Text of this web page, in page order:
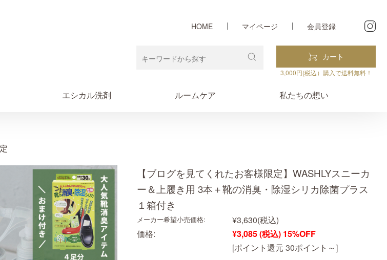
HOME マイページ 会員登録
カート
3,000円(税込）購入で送料無料！
エシカル洗剤 ルームケア 私たちの想い
【ブログを見てくれたお客様限定】WASHLYスニーカ
ー＆上履き用 3本＋靴の消臭・除湿シリカ除菌プラス
１箱付き
メーカー希望小売価格: ¥3,630(税込)
価格:
¥3,085(税込) 15%OFF
[ポイント還元 30ポイント～]